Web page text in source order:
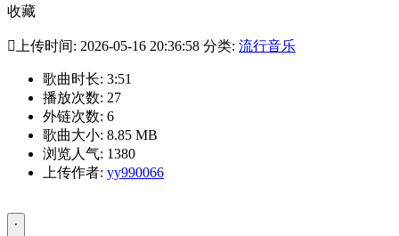
收藏
 上传时间: 2026-05-16 20:36:58 分类: 流行音乐
歌曲时长: 3:51
播放次数: 27
外链次数: 6
歌曲大小: 8.85 MB
浏览人气: 1380
上传作者: yy990066